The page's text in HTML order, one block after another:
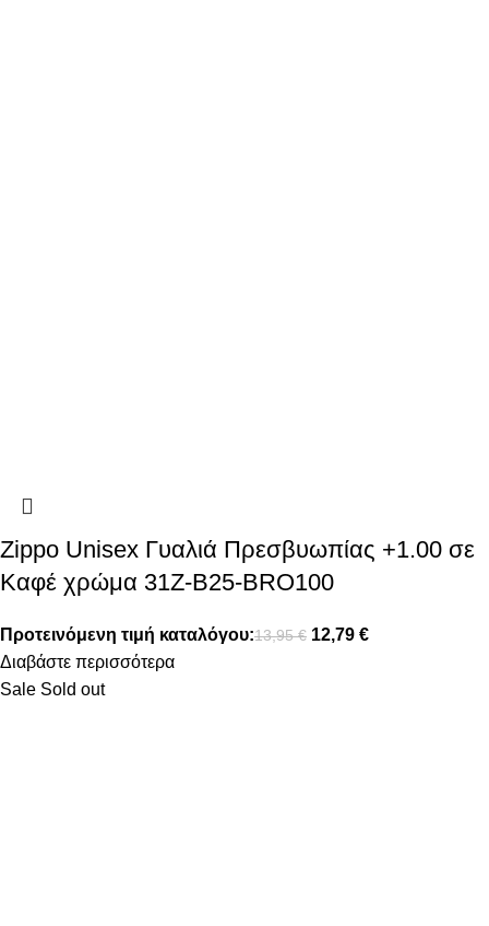
Zippo Unisex Γυαλιά Πρεσβυωπίας +1.00 σε
Καφέ χρώμα 31Z-B25-BRO100
Προτεινόμενη τιμή καταλόγου:13,95€ 12,79 €
Διαβάστε περισσότερα
Sale Sold out